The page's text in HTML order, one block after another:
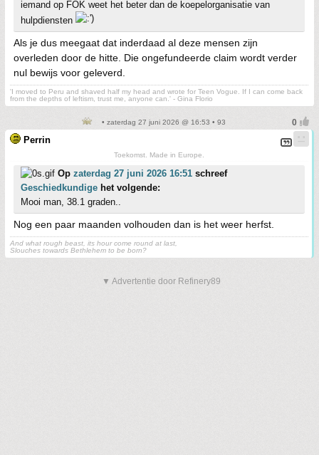
iemand op FOK weet het beter dan de koepelorganisatie van
hulpdiensten
Als je dus meegaat dat inderdaad al deze mensen zijn
overleden door de hitte. Die ongefundeerde claim wordt verder
nul bewijs voor geleverd.
'I moved to Peru and shaved half my head and wrote for Teen Vogue. If I can come back
from the depths of leftism, trust me, anyone can.' - Gina Florio
• zaterdag 27 juni 2026 @ 16:53 • 93
Perrin
Toekomst. Made in Europe.
Op zaterdag 27 juni 2026 16:51 schreef
Geschiedkundige het volgende:
Mooi man, 38.1 graden..
Nog een paar maanden volhouden dan is het weer herfst.
And what rough beast, its hour come round at last,
Slouches towards Bethlehem to be born?
▼ Advertentie door Refinery89